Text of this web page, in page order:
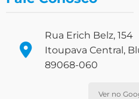
Rua Erich Belz, 154
Itoupava Central,
89068-060
Ver no